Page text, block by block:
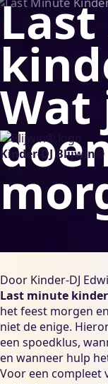
Kinder-DJ Blijwin®
Door Kinder-DJ
Last minute
het feest morgen
niet de enige.
een spoedklus,
en wanneer hulp
Voor een compleet